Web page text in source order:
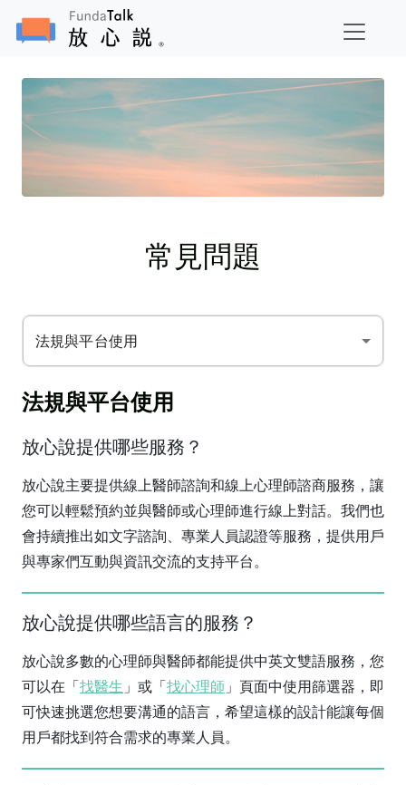
常見問題
法規與平台使用
法規與平台使用
放心說提供哪些服務？
放心說主要提供線上醫師諮詢和線上心理師諮商服務，讓
您可以輕鬆預約並與醫師或心理師進行線上對話。我們也
會持續推出如文字諮詢、專業人員認證等服務，提供用戶
與專家們互動與資訊交流的支持平台。
放心說提供哪些語言的服務？
放心說多數的心理師與醫師都能提供中英文雙語服務，您
可以在「找醫生 」或「找心理師 」頁面中使用篩選器，即
可快速挑選您想要溝通的語言，希望這樣的設計能讓每個
用戶都找到符合需求的專業人員。